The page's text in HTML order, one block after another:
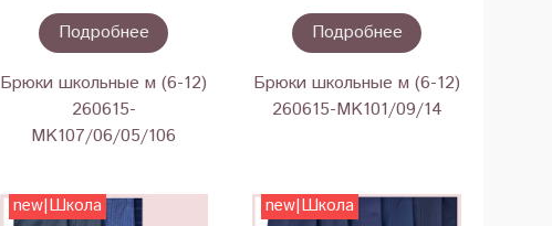
Подробнее
Брюки школьные м (6-12)
260615-
MK107/06/05/106
Подробнее
Брюки школьные м (6-12)
260615-MK101/09/14
new|Школа new|Школа